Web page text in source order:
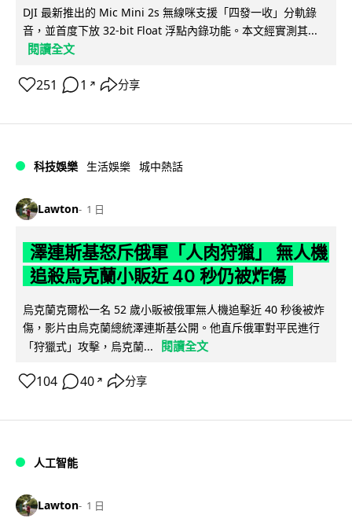
DJI 最新推出的 Mic Mini 2s 無線咪支援「四發一收」分軌錄
音，並首度下放 32-bit Float 浮點內錄功能。本文經實測其...
閱讀全文
251 1 ↗ 分享
科技娛樂 生活娛樂 城中熱話
Lawton 1 日
澤連斯基怒斥俄軍「人肉狩獵」 無人機
追殺烏克蘭小販近 40 秒仍被炸傷
烏克蘭克爾松一名 52 歲小販被俄軍無人機追擊近 40 秒後被炸
傷，影片由烏克蘭總統澤連斯基公開。他直斥俄軍對平民進行
「狩獵式」攻擊，烏克蘭...
閱讀全文
104 40 ↗ 分享
人工智能
Lawton 1 日